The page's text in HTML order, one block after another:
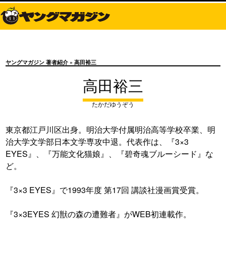
ヤングマガジン 著者紹介 » 高田裕三
高田裕三
たかだゆうぞう
東京都江戸川区出身。明治大学付属明治高等学校卒業、明
治大学文学部日本文学専攻中退。代表作は、『3×3
EYES』、『万能文化猫娘』、『碧奇魂ブルーシード』な
ど。
『3×3 EYES』で1993年度 第17回 講談社漫画賞受賞。
『3×3EYES 幻獣の森の遭難者』がWEB初連載作。